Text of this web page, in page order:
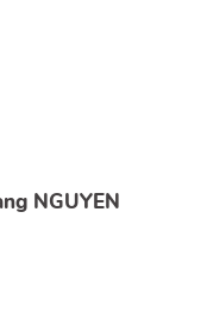
NGUYEN